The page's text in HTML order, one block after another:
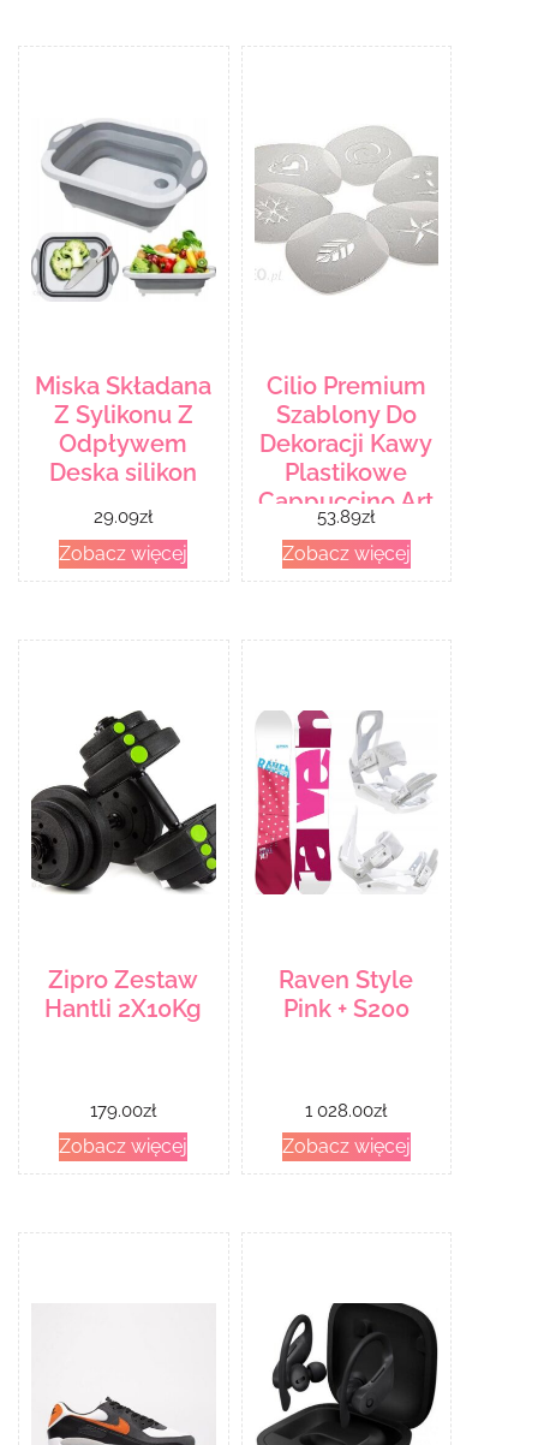
Miska Składana
Z Sylikonu Z
Odpływem
Deska silikon
29.09zł
Zobacz więcej
Cilio Premium
Szablony Do
Dekoracji Kawy
Plastikowe
Cappuccino Art
Białe 6 szt
53.89zł
Zobacz więcej
Zipro Zestaw
Hantli 2X10Kg
179.00zł
Zobacz więcej
Raven Style
Pink + S200
1 028.00zł
Zobacz więcej